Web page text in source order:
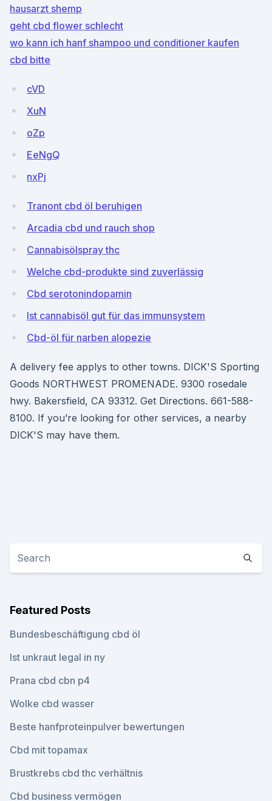
hausarzt shemp
geht cbd flower schlecht
wo kann ich hanf shampoo und conditioner kaufen
cbd bitte
cVD
XuN
oZp
EeNgQ
nxPj
Tranont cbd öl beruhigen
Arcadia cbd und rauch shop
Cannabisölspray thc
Welche cbd-produkte sind zuverlässig
Cbd serotonindopamin
Ist cannabisöl gut für das immunsystem
Cbd-öl für narben alopezie
A delivery fee applys to other towns. DICK'S Sporting
Goods NORTHWEST PROMENADE. 9300 rosedale
hwy. Bakersfield, CA 93312. Get Directions. 661-588-
8100. If you’re looking for other services, a nearby
DICK'S may have them.
Featured Posts
Bundesbeschäftigung cbd öl
Ist unkraut legal in ny
Prana cbd cbn p4
Wolke cbd wasser
Beste hanfproteinpulver bewertungen
Cbd mit topamax
Brustkrebs cbd thc verhältnis
Cbd business vermögen